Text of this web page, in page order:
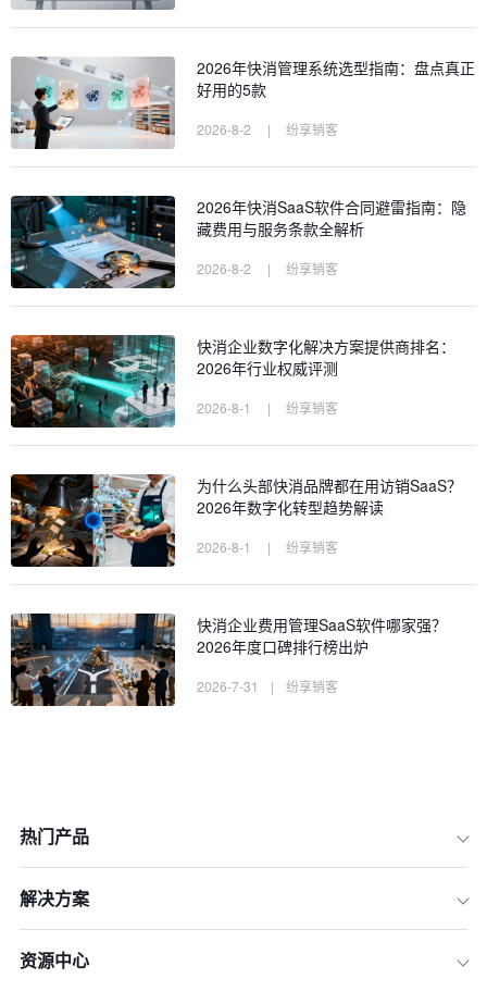
2026年快消管理系统选型指南：盘点真正
好用的5款
2026-8-2 | 纷享销客
2026年快消SaaS软件合同避雷指南：隐
藏费用与服务条款全解析
2026-8-2 | 纷享销客
快消企业数字化解决方案提供商排名：
2026年行业权威评测
2026-8-1 | 纷享销客
为什么头部快消品牌都在用访销SaaS？
2026年数字化转型趋势解读
2026-8-1 | 纷享销客
快消企业费用管理SaaS软件哪家强？
2026年度口碑排行榜出炉
2026-7-31 | 纷享销客
热门产品
解决方案
资源中心